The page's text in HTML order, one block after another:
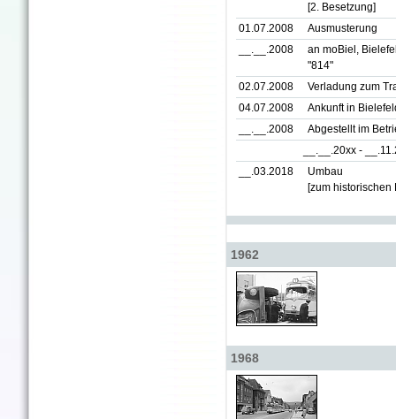
[2. Besetzung]
01.07.2008
Ausmusterung
__.__.2008
an moBiel,
"814"
02.07.2008
Verladung zum
04.07.2008
Ankunft in
__.__.2008
Abgestellt im
__.__.20xx -
__.03.2018
Umbau
[zum historischen
1962
1968